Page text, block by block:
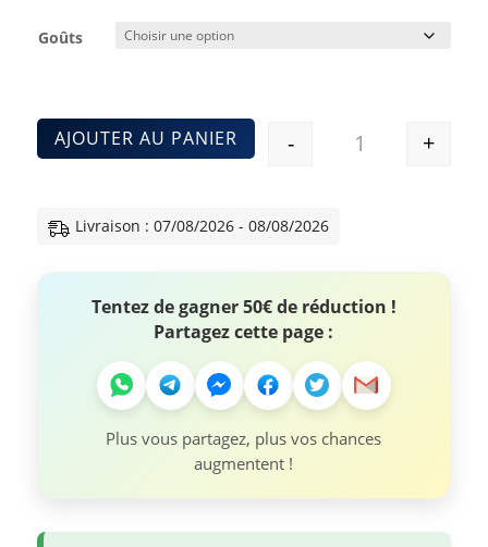
Goûts
Quantité
- +
AJOUTER AU PANIER
Livraison : 07/08/2026 - 08/08/2026
Tentez de gagner 50€ de réduction !
Partagez cette page :
Plus vous partagez, plus vos chances
augmentent !